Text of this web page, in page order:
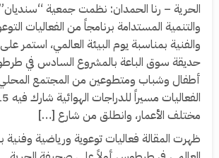
الحرية – رنا الحمدان: نظمت جمعية “سنديان”
والتنمية المستدامة برنامجاً من الفعاليات
والفنية بمناسبة يوم البيئة العالمي، استمر
حديقة سوق الباعة بالمشروع السادس في
أطفال وشباب ومتطوعين من المجتمع
مختلف الأعمار، وانطلق من شارع […]
ظهرت المقالة فعاليات توعوية ورياضية وفنية